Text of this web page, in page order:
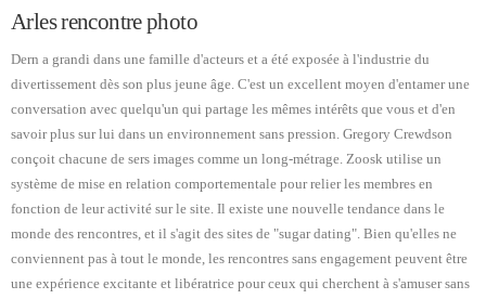
Arles rencontre photo
Dern a grandi dans une famille d'acteurs et a été exposée à l'industrie du
divertissement dès son plus jeune âge. C'est un excellent moyen d'entamer une
conversation avec quelqu'un qui partage les mêmes intérêts que vous et d'en
savoir plus sur lui dans un environnement sans pression. Gregory Crewdson
conçoit chacune de sers images comme un long-métrage. Zoosk utilise un
système de mise en relation comportementale pour relier les membres en
fonction de leur activité sur le site. Il existe une nouvelle tendance dans le
monde des rencontres, et il s'agit des sites de "sugar dating". Bien qu'elles ne
conviennent pas à tout le monde, les rencontres sans engagement peuvent être
une expérience excitante et libératrice pour ceux qui cherchent à s'amuser sans